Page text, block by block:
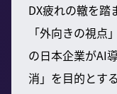
DX疲れの轍を踏
「外向きの視点
の日本企業がAI
消」を目的とす